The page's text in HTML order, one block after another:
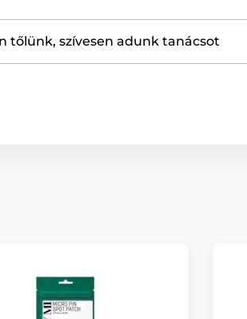
tőlünk, szívesen adunk tanácsot